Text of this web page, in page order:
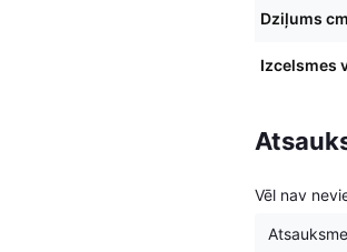
Dziļums cm
Izcelsmes
Vēl nav